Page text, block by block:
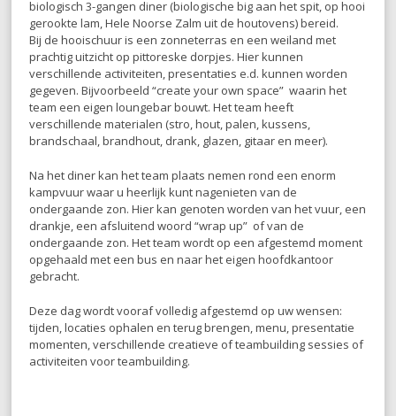
biologisch 3-gangen diner (biologische big aan het spit, op hooi
gerookte lam, Hele Noorse Zalm uit de houtovens) bereid.
Bij de hooischuur is een zonneterras en een weiland met
prachtig uitzicht op pittoreske dorpjes. Hier kunnen
verschillende activiteiten, presentaties e.d. kunnen worden
gegeven. Bijvoorbeeld “create your own space” waarin het
team een eigen loungebar bouwt. Het team heeft
verschillende materialen (stro, hout, palen, kussens,
brandschaal, brandhout, drank, glazen, gitaar en meer).
Na het diner kan het team plaats nemen rond een enorm
kampvuur waar u heerlijk kunt nagenieten van de
ondergaande zon. Hier kan genoten worden van het vuur, een
drankje, een afsluitend woord “wrap up” of van de
ondergaande zon. Het team wordt op een afgestemd moment
opgehaald met een bus en naar het eigen hoofdkantoor
gebracht.
Deze dag wordt vooraf volledig afgestemd op uw wensen:
tijden, locaties ophalen en terug brengen, menu, presentatie
momenten, verschillende creatieve of teambuilding sessies of
activiteiten voor teambuilding.